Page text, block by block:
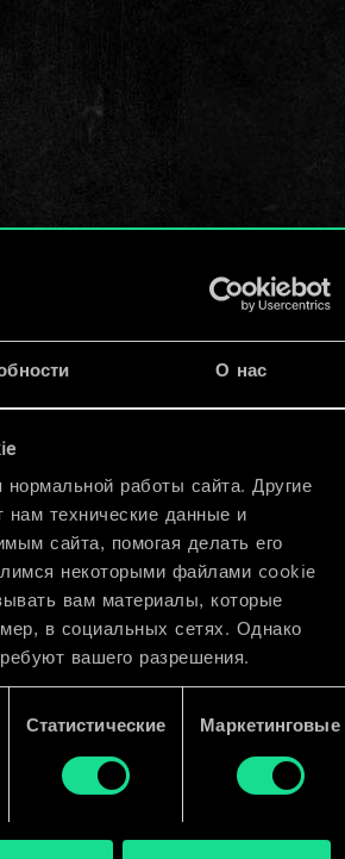
О нас
работы сайта. Другие
технические данные и
сайта, помогая делать его
некоторыми файлами cookie
вам материалы, которые
в социальных сетях. Однако
вашего разрешения.
как мы используем ваши файлы
Статистические Маркетинговые